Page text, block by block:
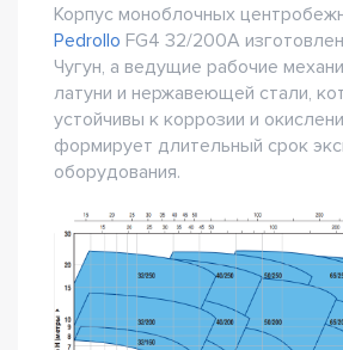
Корпус моноблочных
Pedrollo FG4 32/200A
Чугун, а ведущие рабочие
латуни и нержавеющей стали,
устойчивы к коррозии и
формирует длительный срок
оборудования.